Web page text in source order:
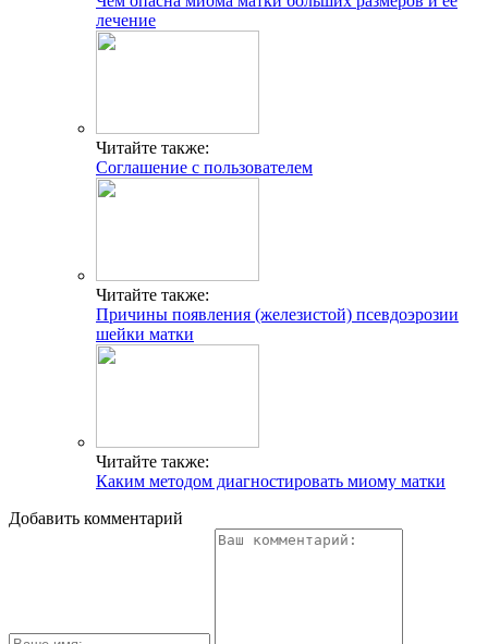
лечение
Читайте также:
Соглашение с пользователем
Читайте также:
Причины появления (железистой) псевдоэрозии
шейки матки
Читайте также:
Каким методом диагностировать миому матки
Добавить комментарий